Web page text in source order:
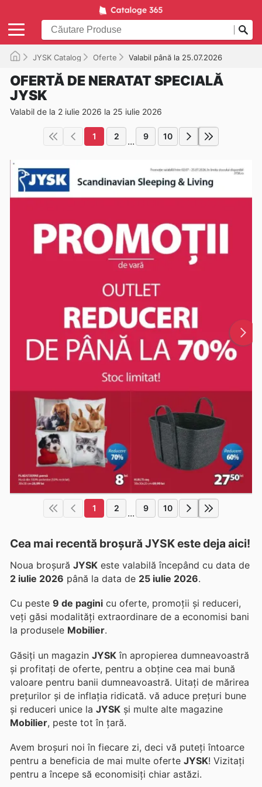
JYSK Catalog Oferte Valabil până la 25.07.2026
OFERTĂ DE NERATAT SPECIALĂ
JYSK
Valabil de la 2 iulie 2026 la 25 iulie 2026
1 2 ... 9 10
1 2 ... 9 10
Cea mai recentă broșură JYSK este deja aici!
Noua broșură JYSK este valabilă începând cu data de
2 iulie 2026 până la data de 25 iulie 2026.
Cu peste 9 de pagini cu oferte, promoții și reduceri,
veți găsi modalități extraordinare de a economisi bani
la produsele Mobilier.
Găsiți un magazin JYSK în apropierea dumneavoastră
și profitați de oferte, pentru a obține cea mai bună
valoare pentru banii dumneavoastră. Uitați de mărirea
prețurilor și de inflația ridicată. vă aduce prețuri bune
și reduceri unice la JYSK și multe alte magazine
Mobilier, peste tot în țară.
Avem broșuri noi în fiecare zi, deci vă puteți întoarce
pentru a beneficia de mai multe oferte JYSK! Vizitați
pentru a începe să economisiți chiar astăzi.